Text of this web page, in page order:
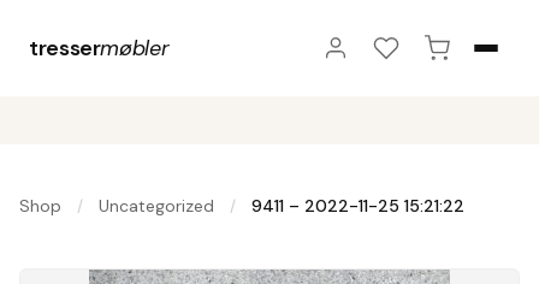
tressermøbler
Shop / Uncategorized / 9411 – 2022-11-25 15:21:22